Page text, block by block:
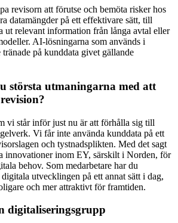
revisorn att förutse och bemöta risker hos
datamängder på ett effektivare sätt, till
ut relevant information från långa avtal eller
AI-lösningarna som används i
på kunddata givet gällande
största utmaningarna med att
vi står inför just nu är att förhålla sig till
Vi får inte använda kunddata på ett
och tystnadsplikten. Med det sagt
innovationer inom EY, särskilt i Norden, för
behov. Som medarbetare har du
utvecklingen på ett annat sätt i dag,
och mer attraktivt för framtiden.
digitaliseringsgrupp